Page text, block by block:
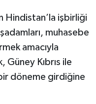
Hindistan’la işbirliği
muhasebe
amacıyla
Kıbrıs ile
döneme girdiğine